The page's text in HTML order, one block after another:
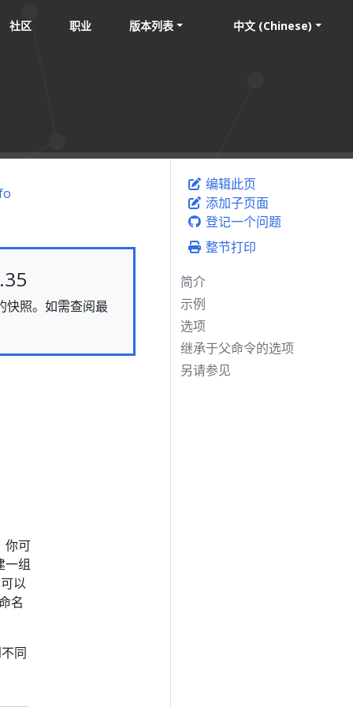
社区 职业 版本列表 中文 (Chinese)
编辑此页
添加子页面
登记一个问题
整节打印
简介
示例
选项
继承于父命令的选项
另请参见
快照。如需查阅最
你可
一组
以
名
同